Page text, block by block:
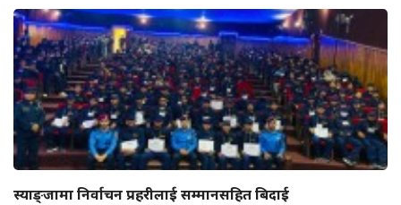
स्याङ्जामा निर्वाचन प्रहरीलाई सम्मानसहित बिदाई